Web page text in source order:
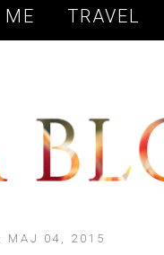
ME TRAVEL
MAJ 04, 2015